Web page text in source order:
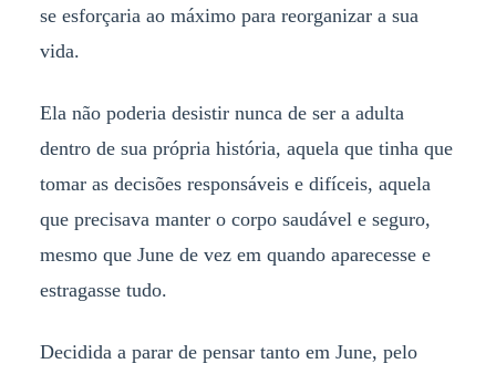
se esforçaria ao máximo para reorganizar a sua
vida.
Ela não poderia desistir nunca de ser a adulta
dentro de sua própria história, aquela que tinha que
tomar as decisões responsáveis e difíceis, aquela
que precisava manter o corpo saudável e seguro,
mesmo que June de vez em quando aparecesse e
estragasse tudo.
Decidida a parar de pensar tanto em June, pelo